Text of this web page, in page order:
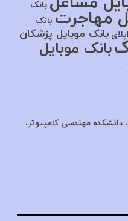
بانک
مهاجرت بانک
بانک موبایل پزشکان
بانک موبایل
دانشکده مهندسی کامپیوتر،